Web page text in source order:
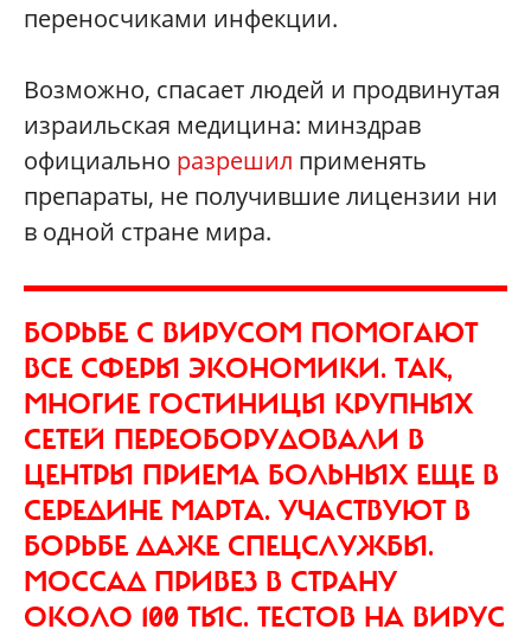
переносчиками инфекции.
Возможно, спасает людей и продвинутая
израильская медицина: минздрав
официально разрешил применять
препараты, не получившие лицензии ни
в одной стране мира.
БОРЬБЕ С ВИРУСОМ ПОМОГАЮТ
ВСЕ СФЕРЫ ЭКОНОМИКИ. ТАК,
МНОГИЕ ГОСТИНИЦЫ КРУПНЫХ
СЕТЕЙ ПЕРЕОБОРУДОВАЛИ В
ЦЕНТРЫ ПРИЕМА БОЛЬНЫХ ЕЩЕ В
СЕРЕДИНЕ МАРТА. УЧАСТВУЮТ В
БОРЬБЕ ДАЖЕ СПЕЦСЛУЖБЫ.
МОССАД ПРИВЕЗ В СТРАНУ
ОКОЛО 100 ТЫС. ТЕСТОВ НА ВИРУС